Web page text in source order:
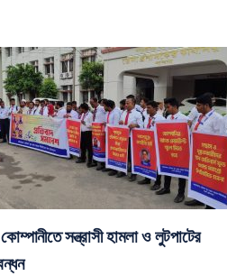
কোম্পানীতে সন্ত্রাসী হামলা ও লুটপাটের